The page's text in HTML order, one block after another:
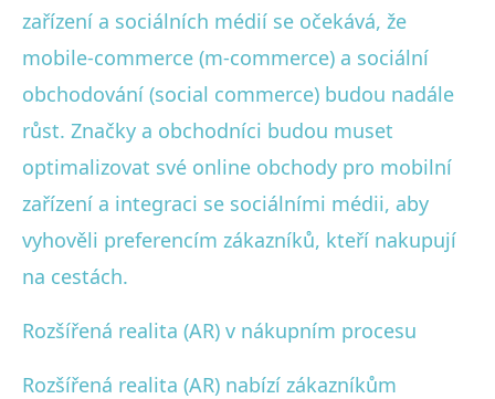
zařízení a sociálních médií se očekává, že
mobile-commerce (m-commerce) a sociální
obchodování (social commerce) budou nadále
růst. Značky a obchodníci budou muset
optimalizovat své online obchody pro mobilní
zařízení a integraci se sociálními médii, aby
vyhověli preferencím zákazníků, kteří nakupují
na cestách.
Rozšířená realita (AR) v nákupním procesu
Rozšířená realita (AR) nabízí zákazníkům